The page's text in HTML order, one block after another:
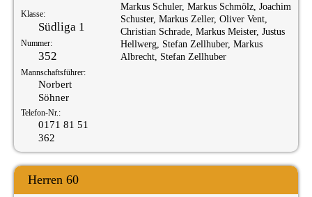
Klasse:
Südliga 1
Nummer:
352
Mannschaftsführer:
Norbert
Söhner
Telefon-Nr.:
0171 81 51
362
Markus Schuler, Markus Schmölz, Joachim
Schuster, Markus Zeller, Oliver Vent,
Christian Schrade, Markus Meister, Justus
Hellwerg, Stefan Zellhuber, Markus
Albrecht, Stefan Zellhuber
Herren 60